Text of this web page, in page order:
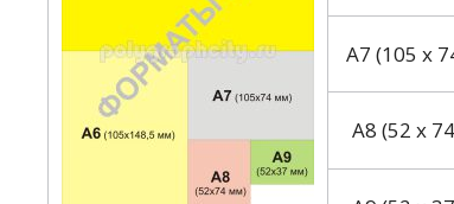
А7 (105 х
А8 (52 х